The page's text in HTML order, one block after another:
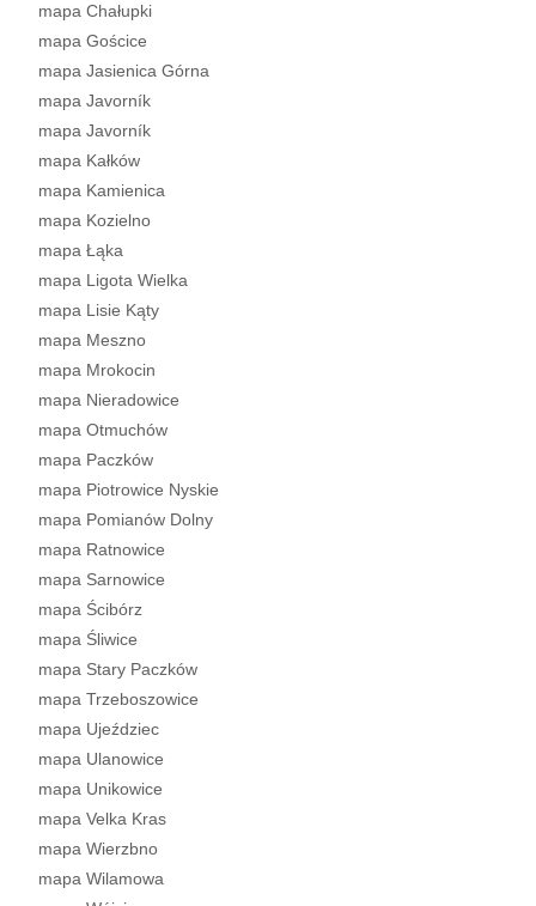
mapa Chałupki
mapa Gościce
mapa Jasienica Górna
mapa Javorník
mapa Javorník
mapa Kałków
mapa Kamienica
mapa Kozielno
mapa Łąka
mapa Ligota Wielka
mapa Lisie Kąty
mapa Meszno
mapa Mrokocin
mapa Nieradowice
mapa Otmuchów
mapa Paczków
mapa Piotrowice Nyskie
mapa Pomianów Dolny
mapa Ratnowice
mapa Sarnowice
mapa Ścibórz
mapa Śliwice
mapa Stary Paczków
mapa Trzeboszowice
mapa Ujeździec
mapa Ulanowice
mapa Unikowice
mapa Velka Kras
mapa Wierzbno
mapa Wilamowa